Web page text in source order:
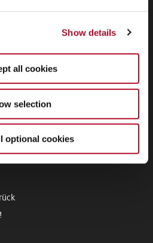
Show details
all cookies
selection
optional cookies
Partner für das Geschäft